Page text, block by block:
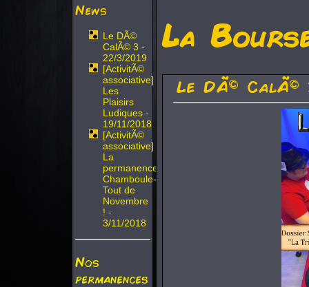
News
Le DÃ©
CalÃ© 3 -
22/3/2019
[ActivitÃ©
associative]
Les
Plaisirs
Ludiques -
19/11/2018
[ActivitÃ©
associative]
La
permanence
Chamboule-
Tout de
Novembre
! -
3/11/2018
Nos
permanences
La
Le DÃ© CalÃ©